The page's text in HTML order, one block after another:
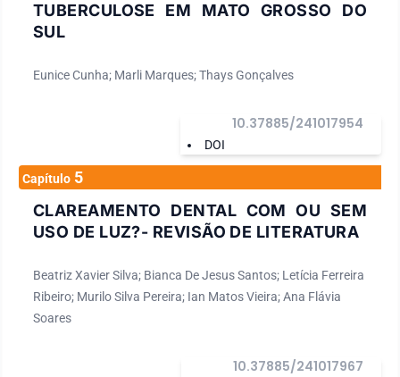
TUBERCULOSE EM MATO GROSSO DO
SUL
Eunice Cunha; Marli Marques; Thays Gonçalves
DOI
10.37885/241017954
Capítulo 5
CLAREAMENTO DENTAL COM OU SEM
USO DE LUZ?- REVISÃO DE LITERATURA
Beatriz Xavier Silva; Bianca De Jesus Santos; Letícia Ferreira
Ribeiro; Murilo Silva Pereira; Ian Matos Vieira; Ana Flávia
Soares
10.37885/241017967